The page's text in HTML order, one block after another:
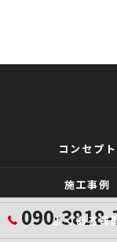
090-
コンセプト
施工事例
よくある質